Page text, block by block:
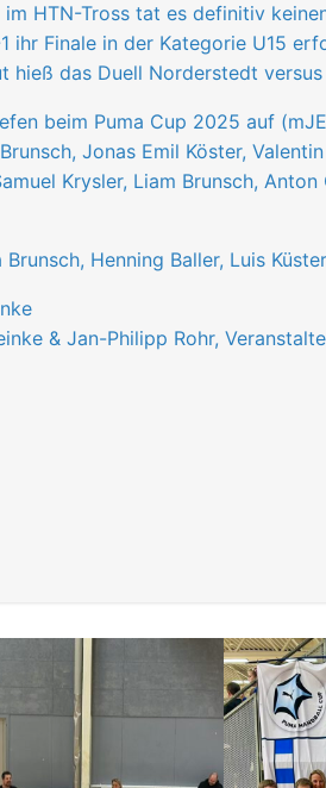
im HTN-Tross tat es definitiv
ihr Finale in der Kategorie U15
hieß das Duell Norderstedt
beim Puma Cup 2025 auf
Jonas Emil Köster,
Krysler, Liam Brunsch,
Brunsch, Henning Baller, Luis Küster
& Jan-Philipp Rohr,